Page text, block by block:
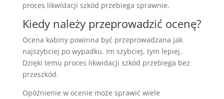
proces likwidacji szkód przebiega sprawnie.
Kiedy należy przeprowadzić ocenę?
Ocena kabiny powinna być przeprowadzana jak
najszybciej po wypadku. Im szybciej, tym lepiej.
Dzięki temu proces likwidacji szkód przebiega bez
przeszkód.
Opóźnienie w ocenie może sprawić wiele